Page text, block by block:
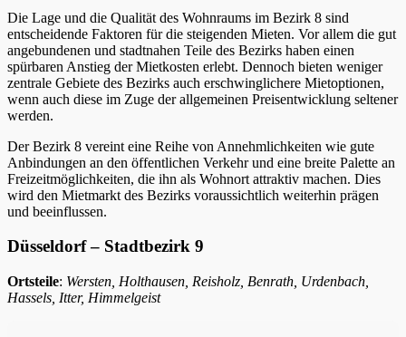
Die Lage und die Qualität des Wohnraums im Bezirk 8 sind
entscheidende Faktoren für die steigenden Mieten. Vor allem die gut
angebundenen und stadtnahen Teile des Bezirks haben einen
spürbaren Anstieg der Mietkosten erlebt. Dennoch bieten weniger
zentrale Gebiete des Bezirks auch erschwinglichere Mietoptionen,
wenn auch diese im Zuge der allgemeinen Preisentwicklung seltener
werden.
Der Bezirk 8 vereint eine Reihe von Annehmlichkeiten wie gute
Anbindungen an den öffentlichen Verkehr und eine breite Palette an
Freizeitmöglichkeiten, die ihn als Wohnort attraktiv machen. Dies
wird den Mietmarkt des Bezirks voraussichtlich weiterhin prägen
und beeinflussen.
Düsseldorf – Stadtbezirk 9
Ortsteile: Wersten, Holthausen, Reisholz, Benrath, Urdenbach,
Hassels, Itter, Himmelgeist